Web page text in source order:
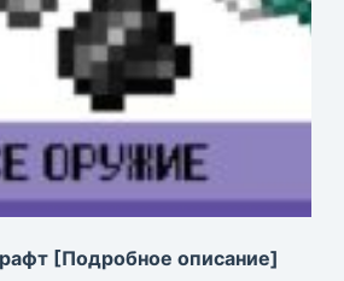
[Подробное описание]